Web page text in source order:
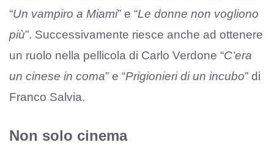
“Un vampiro a Miami” e “Le donne non vogliono
più”. Successivamente riesce anche ad ottenere
un ruolo nella pellicola di Carlo Verdone “C’era
un cinese in coma” e “Prigionieri di un incubo” di
Franco Salvia.
Non solo cinema